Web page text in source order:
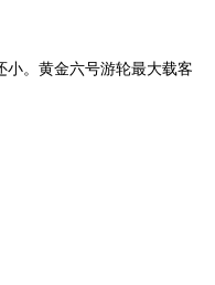
小。黄金六号游轮最大载客